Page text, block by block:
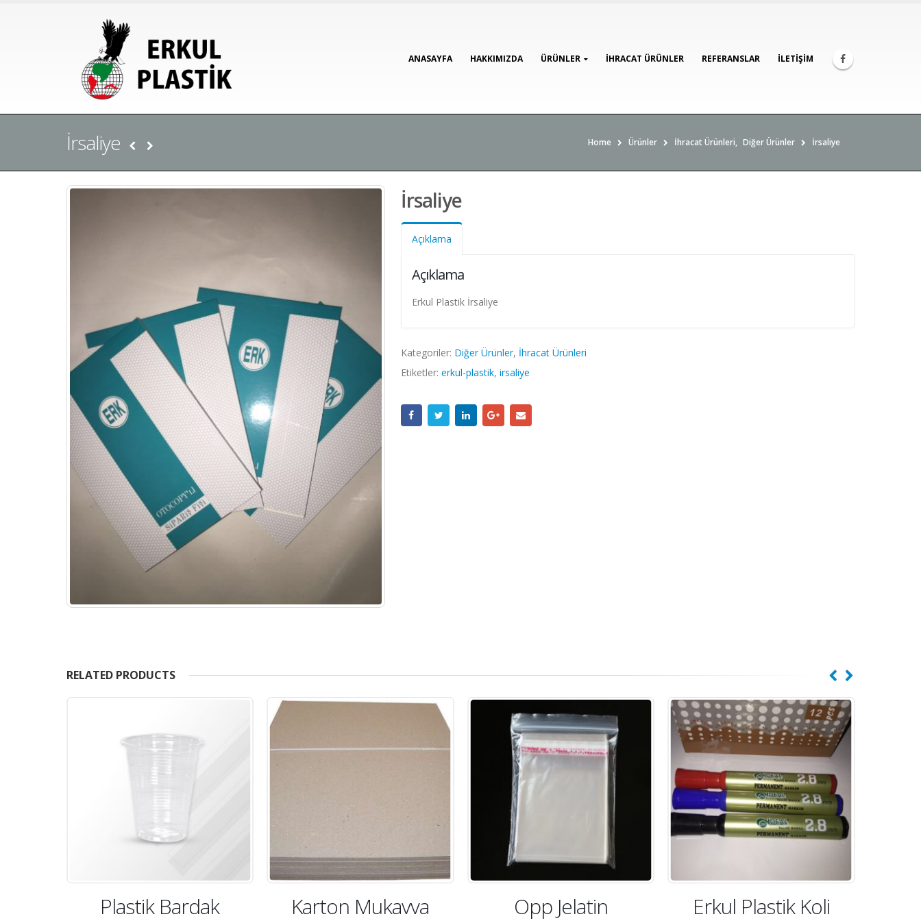
ANASAYFA HAKKIMIZDA ÜRÜNLER İHRACAT ÜRÜNLER REFERANSLAR İLETIŞIM
İrsaliye Home Ürünler İhracat Ürünleri, Diğer Ürünler İrsaliye
İrsaliye
Açıklama
Açıklama
Erkul Plastik İrsaliye
Kategoriler: Diğer Ürünler, İhracat Ürünleri
Etiketler: erkul-plastik, irsaliye
RELATED PRODUCTS
Plastik Bardak Karton Mukavva Opp Jelatin
Erkul Plastik Koli